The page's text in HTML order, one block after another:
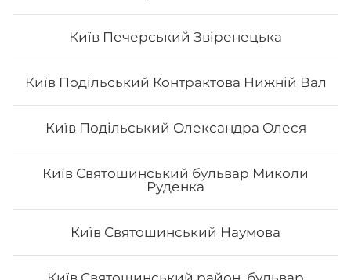
Київ Печерський Звіренецька
Київ Подільський Контрактова Нижній Вал
Київ Подільський Олександра Олеся
Київ Святошинський бульвар Миколи
Руденка
Київ Святошинський Наумова
Авокадо найс
- Норі - рис - авокадо - манго - маринований гарбуз -
кунжут - Унагі соус Вага: 290 грам
188₴
Все більше людей користуються послугою
доставки суші додому від Osama sushi в
Хмельницькому: р-н Дубово-Раково.
Популярність та